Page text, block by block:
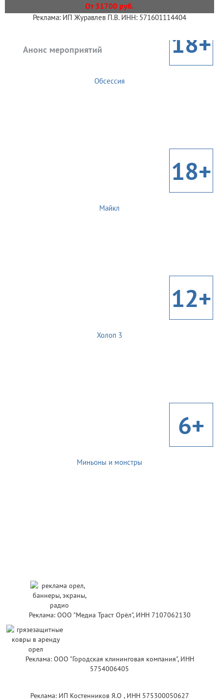
От 31700 руб.
Реклама: ИП Журавлев П.В. ИНН: 571601114404
Анонс мероприятий 18+
Обсессия
18+
Майкл
12+
Холоп 3
6+
Миньоны и монстры
Реклама: ООО "Медиа Траст Орёл", ИНН 7107062130
Реклама: ООО "Городская клининговая компания", ИНН
5754006405
Реклама: ИП Костенников Я.О , ИНН 575300050627